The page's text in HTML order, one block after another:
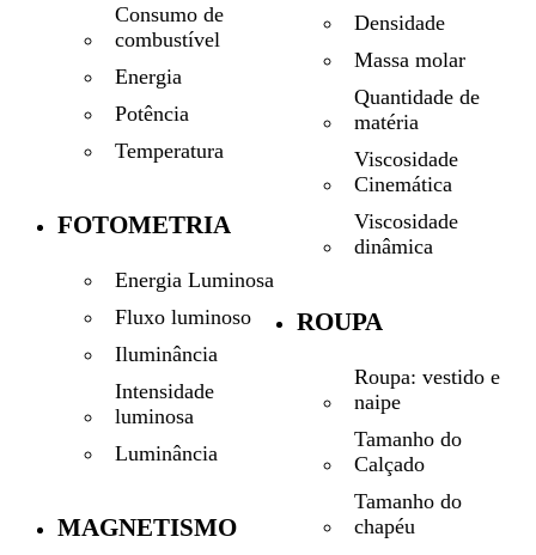
Consumo de
combustível
Energia
Potência
Temperatura
FOTOMETRIA
Energia Luminosa
Fluxo luminoso
Iluminância
Intensidade
luminosa
Luminância
MAGNETISMO
Densidade
Massa molar
Quantidade de
matéria
Viscosidade
Cinemática
Viscosidade
dinâmica
ROUPA
Roupa: vestido e
naipe
Tamanho do
Calçado
Tamanho do
chapéu